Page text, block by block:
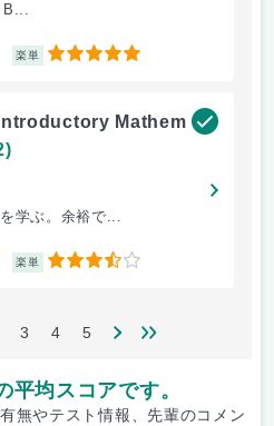
B...
楽単 5
Mathem
学ぶ。余裕で...
楽単 3.5
3 4 5
平均スコアです。
無やテスト情報、先輩のコメン